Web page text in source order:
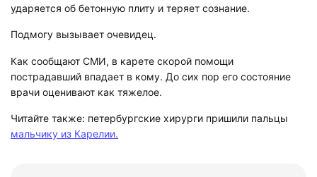
ударяется об бетонную плиту и теряет сознание.
Подмогу вызывает очевидец.
Как сообщают СМИ, в карете скорой помощи
пострадавший впадает в кому. До сих пор его состояние
врачи оценивают как тяжелое.
Читайте также: петербургские хирурги пришили пальцы
мальчику из Карелии.